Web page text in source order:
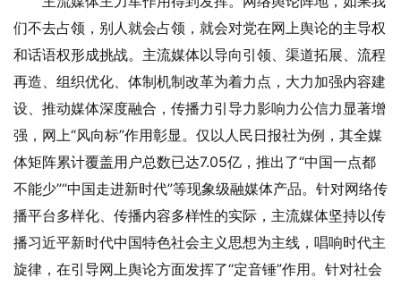
们不去占领，别人就会占领，就会对党在网上舆论的主导权
和话语权形成挑战。主流媒体以导向引领、渠道拓展、流程
再造、组织优化、体制机制改革为着力点，大力加强内容建
设、推动媒体深度融合，传播力引导力影响力公信力显著增
强，网上“风向标”作用彰显。仅以人民日报社为例，其全媒
体矩阵累计覆盖用户总数已达7.05亿，推出了“中国一点都
不能少”“中国走进新时代”等现象级融媒体产品。针对网络传
播平台多样化、传播内容多样性的实际，主流媒体坚持以传
播习近平新时代中国特色社会主义思想为主线，唱响时代主
旋律，在引导网上舆论方面发挥了“定音锤”作用。针对社会